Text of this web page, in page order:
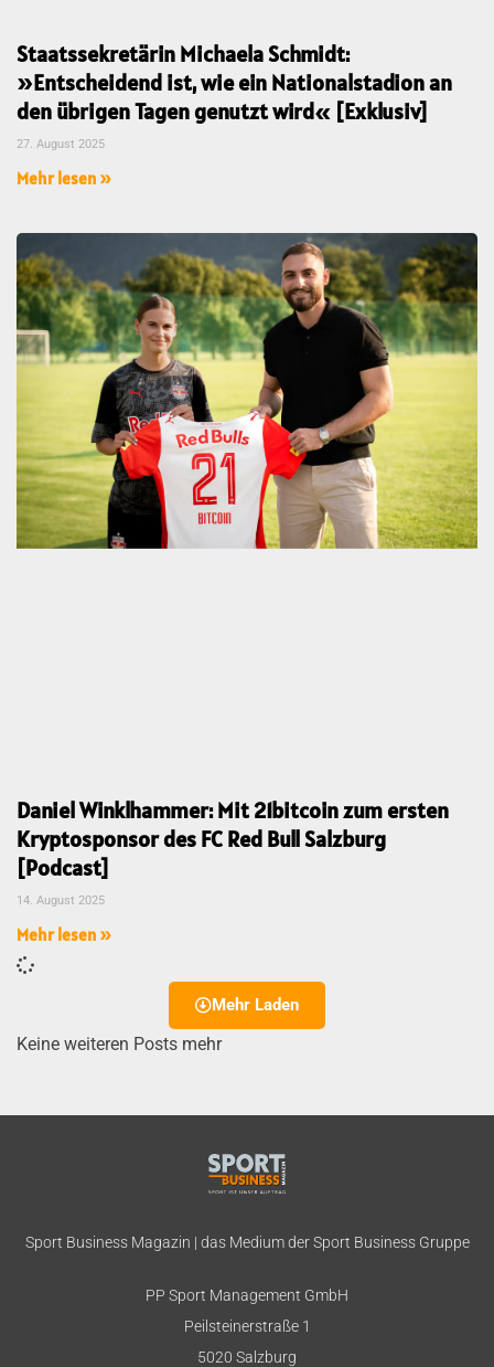
Staatssekretärin Michaela Schmidt:
»Entscheidend ist, wie ein Nationalstadion an
den übrigen Tagen genutzt wird« [Exklusiv]
27. August 2025
Mehr lesen »
Daniel Winklhammer: Mit 21bitcoin zum ersten
Kryptosponsor des FC Red Bull Salzburg
[Podcast]
14. August 2025
Mehr lesen »
Mehr Laden
Keine weiteren Posts mehr
Sport Business Magazin | das Medium der Sport Business Gruppe
PP Sport Management GmbH
Peilsteinerstraße 1
5020 Salzburg